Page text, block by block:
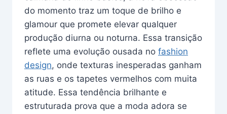
do momento traz um toque de brilho e
glamour que promete elevar qualquer
produção diurna ou noturna. Essa transição
reflete uma evolução ousada no fashion
design, onde texturas inesperadas ganham
as ruas e os tapetes vermelhos com muita
atitude. Essa tendência brilhante e
estruturada prova que a moda adora se